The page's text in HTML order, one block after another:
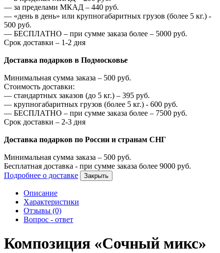
— за пределами МКАД – 440 руб.
— «день в день» или крупногабаритных грузов (более 5 кг.) -
500 руб.
— БЕСПЛАТНО – при сумме заказа более – 5000 руб.
Срок доставки – 1-2 дня
Доставка подарков в Подмосковье
Минимальная сумма заказа – 500 руб.
Стоимость доставки:
— стандартных заказов (до 5 кг.) – 395 руб.
— крупногабаритных грузов (более 5 кг.) - 600 руб.
— БЕСПЛАТНО – при сумме заказа более – 7500 руб.
Срок доставки – 2-3 дня
Доставка подарков по России и странам СНГ
Минимальная сумма заказа – 500 руб.
Бесплатная доставка - при сумме заказа более 9000 руб.
Подробнее о доставке
Закрыть
Описание
Характеристики
Отзывы (0)
Вопрос - ответ
Композиция «Сочный микс»